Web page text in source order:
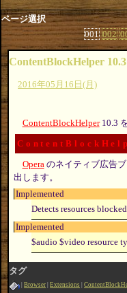
ページ選択
001 002
ContentBlockHelper 10.3
2016年05月16日(月)
ContentBlockHelper10.3
Operaのネイティブ広告
出します。
Implemented
Detects resources
Implemented
$audio $video resource
タグ
Browser Extensions